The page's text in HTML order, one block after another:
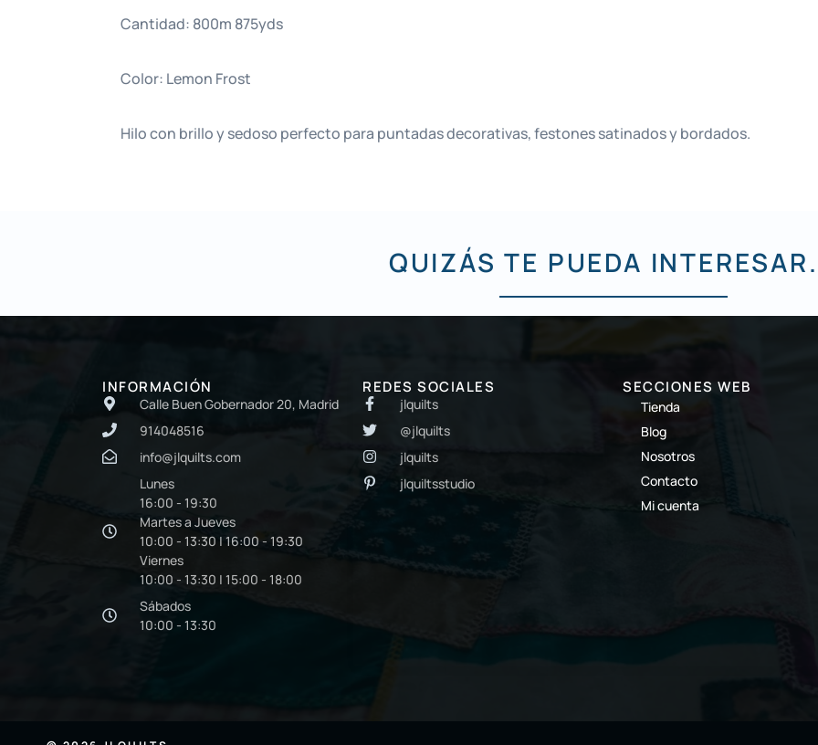
Cantidad: 800m 875yds
Color: Lemon Frost
Hilo con brillo y sedoso perfecto para puntadas decorativas, festones satinados y bordados.
QUIZÁS TE PUEDA
INFORMACIÓN
Calle Buen Gobernador 20, Madrid
914048516
info@jlquilts.com
Lunes
16:00 - 19:30
Martes a Jueves
10:00 - 13:30 | 16:00 - 19:30
Viernes
10:00 - 13:30 | 15:00 - 18:00
Sábados
10:00 - 13:30
REDES SOCIALES
jlquilts
@jlquilts
jlquilts
jlquiltsstudio
SECCIONES WEB
Tienda
Blog
Nosotros
Contacto
Mi cuenta